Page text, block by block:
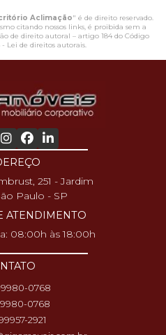
Aclimação" é de direito reservado.
citando nossos links, é proibida sem a
de direito autoral – artigo 184 do Código
- Lei de direitos autorais.
251 - Jardim
Paulo - SP
ATENDIMENTO
08:00h às 18:00h
0768
0768
99957-2921